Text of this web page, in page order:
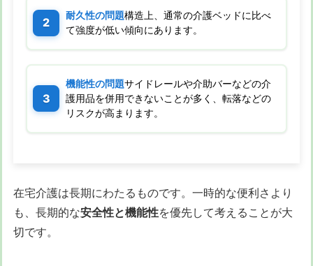
耐久性の問題構造上、通常の介護ベッドに比べ
て強度が低い傾向にあります。
機能性の問題サイドレールや介助バーなどの介
護用品を併用できないことが多く、転落などの
リスクが高まります。
在宅介護は長期にわたるものです。一時的な便利さより
も、長期的な安全性と機能性を優先して考えることが大
切です。